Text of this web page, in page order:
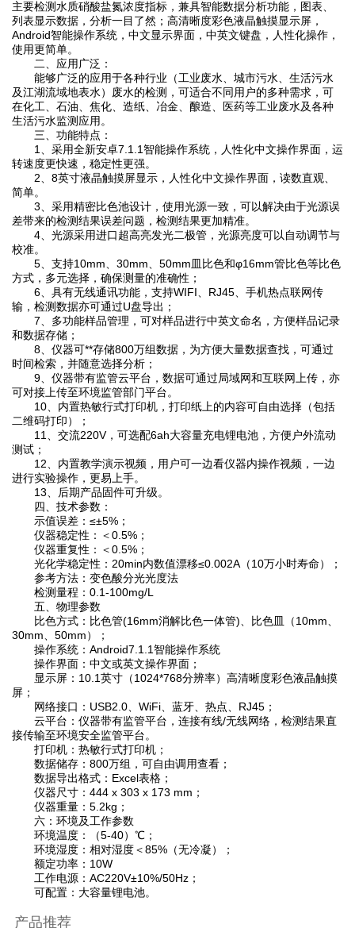
主要检测水质硝酸盐氮浓度指标，兼具智能数据分析功能，图表、
列表显示数据，分析一目了然；高清晰度彩色液晶触摸显示屏，
Android智能操作系统，中文显示界面，中英文键盘，人性化操作，
使用更简单。
二、应用广泛：
能够广泛的应用于各种行业（工业废水、城市污水、生活污水
及江湖流域地表水）废水的检测，可适合不同用户的多种需求，可
在化工、石油、焦化、造纸、冶金、酿造、医药等工业废水及各种
生活污水监测应用。
三、功能特点：
1、采用全新安卓7.1.1智能操作系统，人性化中文操作界面，运
转速度更快速，稳定性更强。
2、8英寸液晶触摸屏显示，人性化中文操作界面，读数直观、
简单。
3、采用精密比色池设计，使用光源一致，可以解决由于光源误
差带来的检测结果误差问题，检测结果更加精准。
4、光源采用进口超高亮发光二极管，光源亮度可以自动调节与
校准。
5、支持10mm、30mm、50mm皿比色和φ16mm管比色等比色
方式，多元选择，确保测量的准确性；
6、具有无线通讯功能，支持WIFI、RJ45、手机热点联网传
输，检测数据亦可通过U盘导出；
7、多功能样品管理，可对样品进行中英文命名，方便样品记录
和数据存储；
8、仪器可**存储800万组数据，为方便大量数据查找，可通过
时间检索，并随意选择分析；
9、仪器带有监管云平台，数据可通过局域网和互联网上传，亦
可对接上传至环境监管部门平台。
10、内置热敏行式打印机，打印纸上的内容可自由选择（包括
二维码打印）；
11、交流220V，可选配6ah大容量充电锂电池，方便户外流动
测试；
12、内置教学演示视频，用户可一边看仪器内操作视频，一边
进行实验操作，更易上手。
13、后期产品固件可升级。
四、技术参数：
示值误差：≤±5%；
仪器稳定性：＜0.5%；
仪器重复性：＜0.5%；
光化学稳定性：20min内数值漂移≤0.002A（10万小时寿命）；
参考方法：变色酸分光光度法
检测量程：0.1-100mg/L
五、物理参数
比色方式：比色管(16mm消解比色一体管)、比色皿（10mm、
30mm、50mm）；
操作系统：Android7.1.1智能操作系统
操作界面：中文或英文操作界面；
显示屏：10.1英寸（1024*768分辨率）高清晰度彩色液晶触摸
屏；
网络接口：USB2.0、WiFi、蓝牙、热点、RJ45；
云平台：仪器带有监管平台，连接有线/无线网络，检测结果直
接传输至环境安全监管平台。
打印机：热敏行式打印机；
数据储存：800万组，可自由调用查看；
数据导出格式：Excel表格；
仪器尺寸：444 x 303 x 173 mm；
仪器重量：5.2kg；
六：环境及工作参数
环境温度：（5-40）℃；
环境湿度：相对湿度＜85%（无冷凝）；
额定功率：10W
工作电源：AC220V±10%/50Hz；
可配置：大容量锂电池。
产品推荐